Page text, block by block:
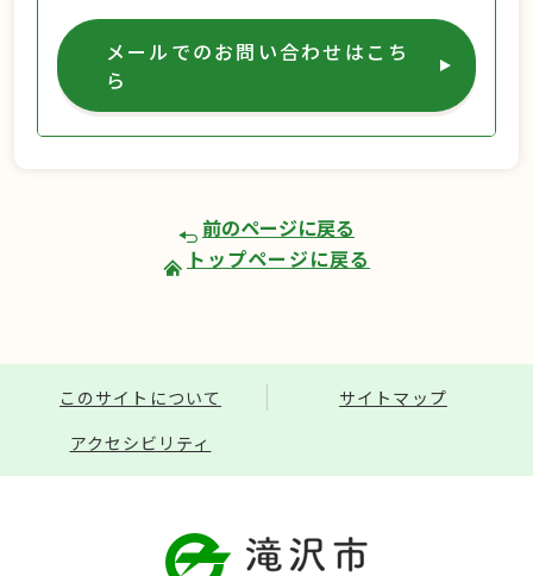
メールでのお問い合わせはこち
ら
前のページに戻る
トップページに戻る
このサイトについて
サイトマップ
アクセシビリティ